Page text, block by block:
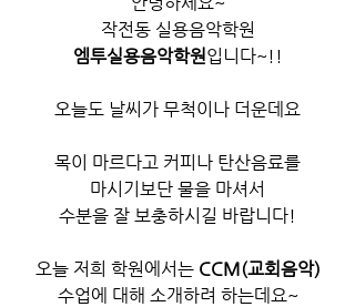
작전동 실용음악학원
엠투실용음악학원입니다~!!
오늘도 날씨가 무척이나 더운데요
목이 마르다고 커피나 탄산음료를
마시기보단 물을 마셔서
수분을 잘 보충하시길 바랍니다!
오늘 저희 학원에서는 CCM(교회음악)
수업에 대해 소개하려 하는데요~